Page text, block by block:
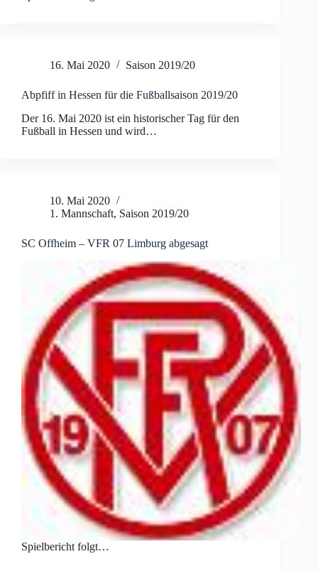
16. Mai 2020 Saison 2019/20
Abpfiff in Hessen für die Fußballsaison 2019/20
Der 16. Mai 2020 ist ein historischer Tag für den
Fußball in Hessen und wird…
10. Mai 2020
1. Mannschaft, Saison 2019/20
SC Offheim – VFR 07 Limburg abgesagt
Spielbericht folgt…